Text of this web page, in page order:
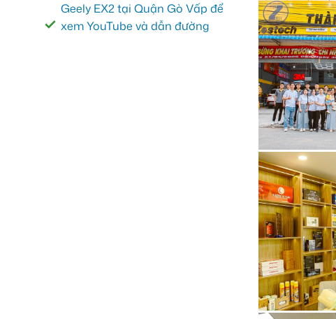
Geely EX2 tại Quận Gò Vấp để
xem YouTube và dẫn đường